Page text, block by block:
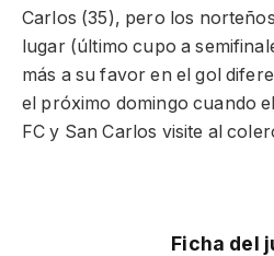
Carlos (35), pero los
lugar (último cupo a
más a su favor en el gol
el próximo domingo cuando el
FC y San Carlos visite al
Ficha del